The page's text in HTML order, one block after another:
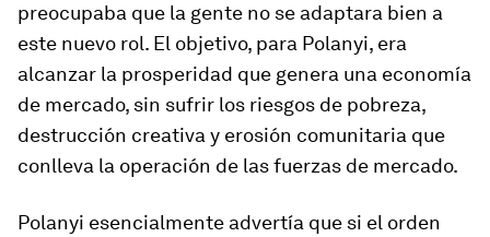
preocupaba que la gente no se adaptara bien a
este nuevo rol. El objetivo, para Polanyi, era
alcanzar la prosperidad que genera una economía
de mercado, sin sufrir los riesgos de pobreza,
destrucción creativa y erosión comunitaria que
conlleva la operación de las fuerzas de mercado.
Polanyi esencialmente advertía que si el orden